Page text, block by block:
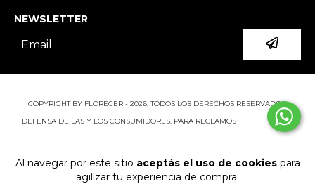
Al navegar por este sitio aceptás el uso de cookiespara
agilizar tu experiencia de compra.
NEWSLETTER
COPYRIGHT BY FLORECER - 2026. TODOS LOS DERECHOS RESERVADOS.
DEFENSA DE LAS Y LOS CONSUMIDORES. PARA RECLAMOS
INGRESÁ ACÁ.